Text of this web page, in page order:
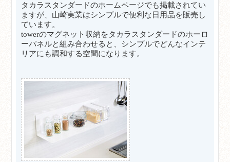
タカラスタンダードのホームページでも掲載されてい
ますが、山崎実業はシンプルで便利な日用品を販売し
ています。
towerのマグネット収納をタカラスタンダードのホーロ
ーパネルと組み合わせると、シンプルでどんなインテ
リアにも調和する空間になります。